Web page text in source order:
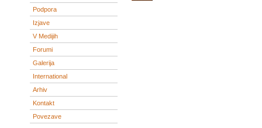
Podpora
Izjave
V Medijih
Forumi
Galerija
International
Arhiv
Kontakt
Povezave